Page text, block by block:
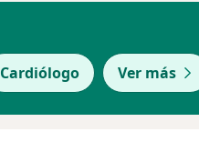
Cardiólogo Ver más